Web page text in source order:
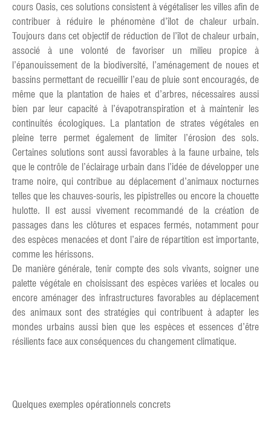
cours Oasis, ces solutions consistent à végétaliser les villes afin de
contribuer à réduire le phénomène d’îlot de chaleur urbain.
Toujours dans cet objectif de réduction de l’îlot de chaleur urbain,
associé à une volonté de favoriser un milieu propice à
l’épanouissement de la biodiversité, l’aménagement de noues et
bassins permettant de recueillir l’eau de pluie sont encouragés, de
même que la plantation de haies et d’arbres, nécessaires aussi
bien par leur capacité à l’évapotranspiration et à maintenir les
continuités écologiques. La plantation de strates végétales en
pleine terre permet également de limiter l’érosion des sols.
Certaines solutions sont aussi favorables à la faune urbaine, tels
que le contrôle de l’éclairage urbain dans l’idée de développer une
trame noire, qui contribue au déplacement d’animaux nocturnes
telles que les chauves-souris, les pipistrelles ou encore la chouette
hulotte. Il est aussi vivement recommandé de la création de
passages dans les clôtures et espaces fermés, notamment pour
des espèces menacées et dont l’aire de répartition est importante,
comme les hérissons.
De manière générale, tenir compte des sols vivants, soigner une
palette végétale en choisissant des espèces variées et locales ou
encore aménager des infrastructures favorables au déplacement
des animaux sont des stratégies qui contribuent à adapter les
mondes urbains aussi bien que les espèces et essences d’être
résilients face aux conséquences du changement climatique.
Quelques exemples opérationnels concrets